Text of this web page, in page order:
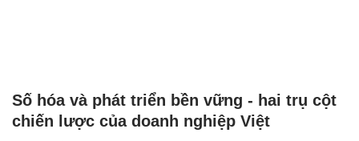
Số hóa và phát triển bền vững - hai trụ cột
chiến lược của doanh nghiệp Việt